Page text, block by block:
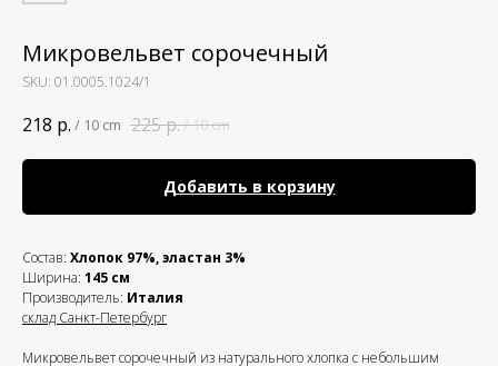
Микровельвет сорочечный
SKU: 01.0005.1024/1
218 р. / 10 cm 225р./10 cm
Добавить в корзину
Состав: Хлопок 97%, эластан 3%
Ширина: 145 см
Производитель: Италия
склад Санкт-Петербург
Микровельвет сорочечный из натурального хлопка с небольшим